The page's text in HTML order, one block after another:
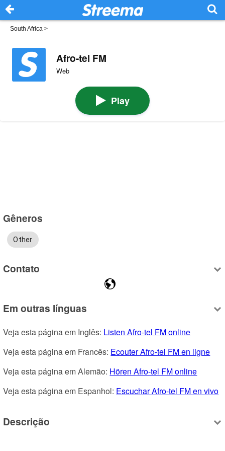
South Africa >
Afro-tel FM
Web
Play
Gêneros
Other
Contato
Em outras línguas
Veja esta página em Inglês: Listen Afro-tel FM online
Veja esta página em Francês: Ecouter Afro-tel FM en ligne
Veja esta página em Alemão: Hören Afro-tel FM online
Veja esta página em Espanhol: Escuchar Afro-tel FM en vivo
Descrição